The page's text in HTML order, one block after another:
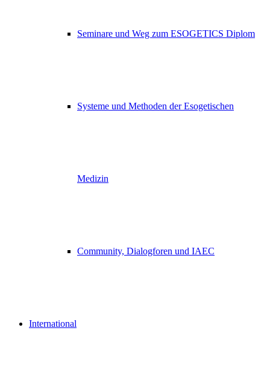
Seminare und Weg zum ESOGETICS Diplom
Systeme und Methoden der Esogetischen
Medizin
Community, Dialogforen und IAEC
International